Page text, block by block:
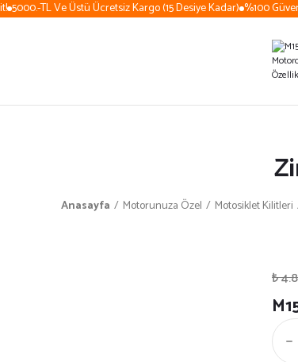
5000.-TL Ve Üstü Ücretsiz Kargo (15 Desiye Kadar) %100
Anasayfa Motorunuza Özel Motosiklet Kilitleri
₺